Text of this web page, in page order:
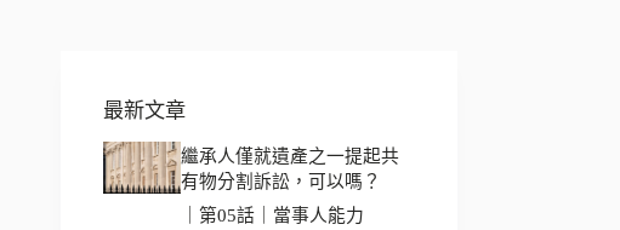
最新文章
繼承人僅就遺產之一提起共
有物分割訴訟，可以嗎？
｜第05話｜當事人能力